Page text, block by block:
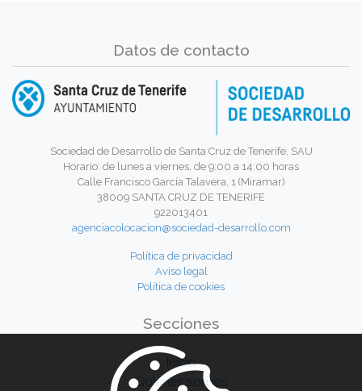
Datos de contacto
Sociedad de Desarrollo de Santa Cruz de Tenerife, SAU
Horario: de lunes a viernes, de 9:00 a 14:00 horas
Calle Francisco García Talavera, 1 (Miramar)
38009 SANTA CRUZ DE TENERIFE
922013401
agenciacolocacion@sociedad-desarrollo.com
Política de privacidad
Aviso legal
Política de cookies
Secciones
Inicio
Quiénes somos